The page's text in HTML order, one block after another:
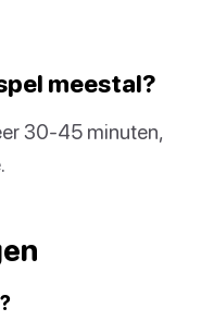
meestal?
30-45 minuten,